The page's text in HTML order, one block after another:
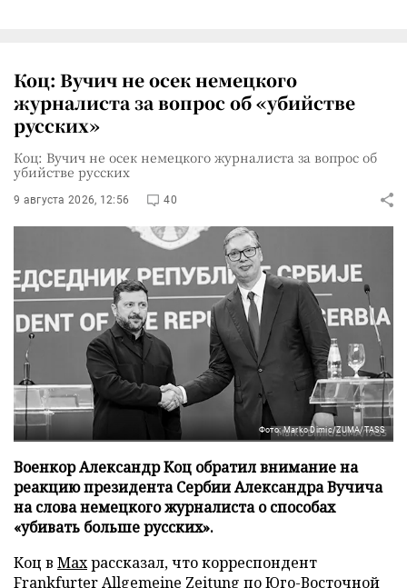
Коц: Вучич не осек немецкого
журналиста за вопрос об «убийстве
русских»
Коц: Вучич не осек немецкого журналиста за вопрос об
убийстве русских
9 августа 2026, 12:56 40
Фото: Marko Dimic/ZUMA/TASS
Военкор Александр Коц обратил внимание на
реакцию президента Сербии Александра Вучича
на слова немецкого журналиста о способах
«убивать больше русских».
Коц в Махрассказал, что корреспондент
Frankfurter Allgemeine Zeitung по Юго-Восточной